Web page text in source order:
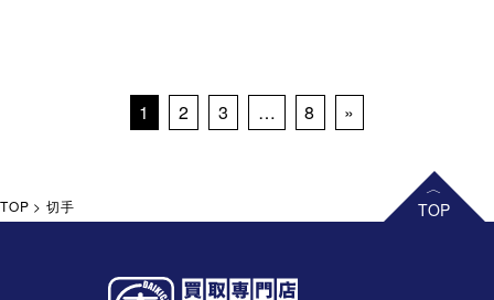
Posts navigation
1 2 3 … 8 »
TOP > 切手